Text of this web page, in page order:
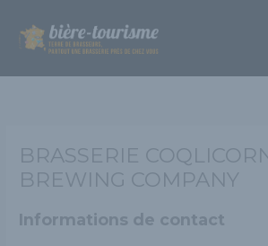
contenu
BRASSERIE
BREWING COMPANY
Informations de contact